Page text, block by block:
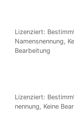
Lizen­ziert:
Namens­nen­nung,
Bearbeitung
Lizen­ziert:
nen­nung, Kei­ne